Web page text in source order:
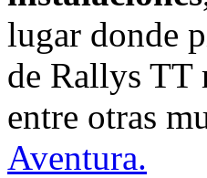
lugar donde
de Rallys TT
entre otras
Aventura.